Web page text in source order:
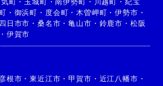
・ 御浜町 ・ 度会町 ・ 木曽岬町 ・伊勢市 ・
四日市市 ・桑名市 ・亀山市 ・ 鈴鹿市 ・ 松阪
・ 伊賀市
彦根市 ・東近江市 ・甲賀市 ・ 近江八幡市 ・